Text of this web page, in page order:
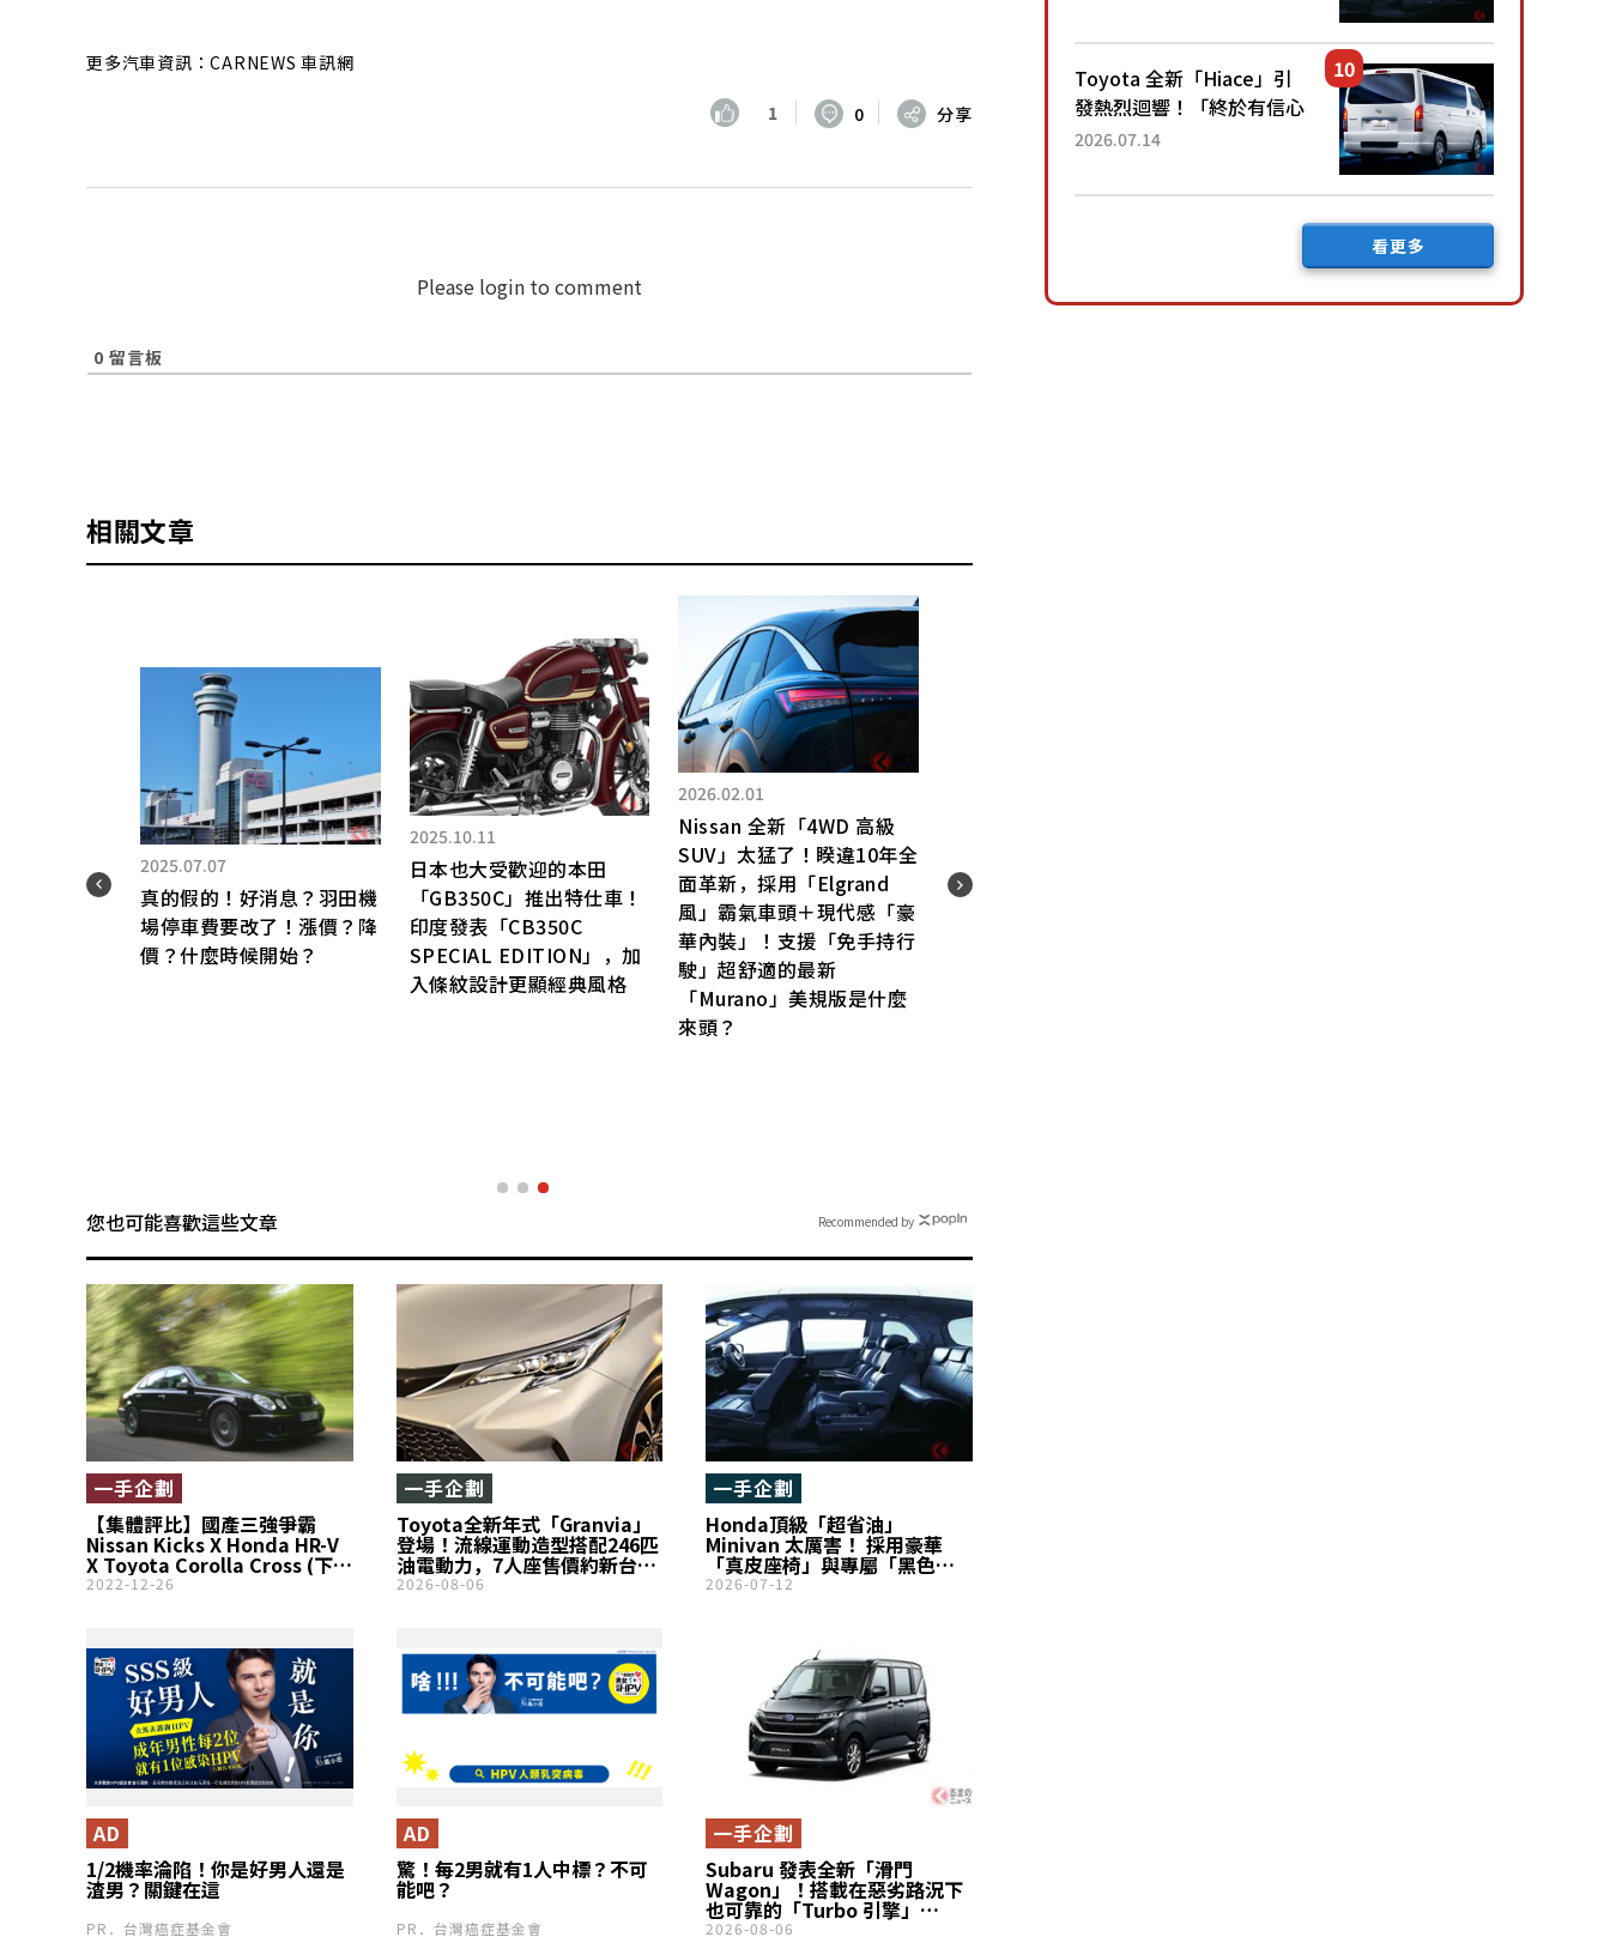
更多汽車資訊：CARNEWS 車訊網
1 0 分享
Please login to comment
0 留言板
相關文章
2025.07.07
真的假的！好消息？羽田機
場停車費要改了！漲價？降
價？什麼時候開始？
2025.10.11
日本也大受歡迎的本田
「GB350C」推出特仕車！
印度發表「CB350C
SPECIAL EDITION」，加
入條紋設計更顯經典風格
2026.02.01
Nissan 全新「4WD 高級
SUV」太猛了！睽違10年全
面革新，採用「Elgrand
風」霸氣車頭＋現代感「豪
華內裝」！支援「免手持行
駛」超舒適的最新
「Murano」美規版是什麼
來頭？
您也可能喜歡這些文章
【集體評比】國產三強爭霸
Nissan Kicks X Honda HR-V
X Toyota Corolla Cross (下
篇)
一手企劃
2022-12-26
Toyota全新年式「Granvia」
登場！流線運動造型搭配246匹
油電動力，7人座售價約新台幣
143萬元起
一手企劃
2026-08-06
Honda頂級「超省油」
Minivan 太厲害！ 採用豪華
「真皮座椅」與專屬「黑色內
裝」！ 每公升可跑約20公里，
「Odyssey Black
Edition」！
一手企劃
2026-07-12
1/2機率淪陷！你是好男人還是
渣男？關鍵在這
AD
PR．台灣癌症基金會
驚！每2男就有1人中標？不可
能吧？
AD
PR．台灣癌症基金會
Subaru 發表全新「滑門
Wagon」！搭載在惡劣路況下
也可靠的「Turbo 引擎」
×「四輪驅動」系統！同時推
一手企劃
2026-08-06
Recommended by
公里，兼具優異節能表現與
舒適「三...
Toyota 全新「Hiace」引
發熱烈迴響！「終於有信心
下訂了！」「哪個等級交車
後竟然還要等「超過半年」
2026.07.14
看更多